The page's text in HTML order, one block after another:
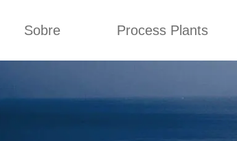
Sobre Process Plants